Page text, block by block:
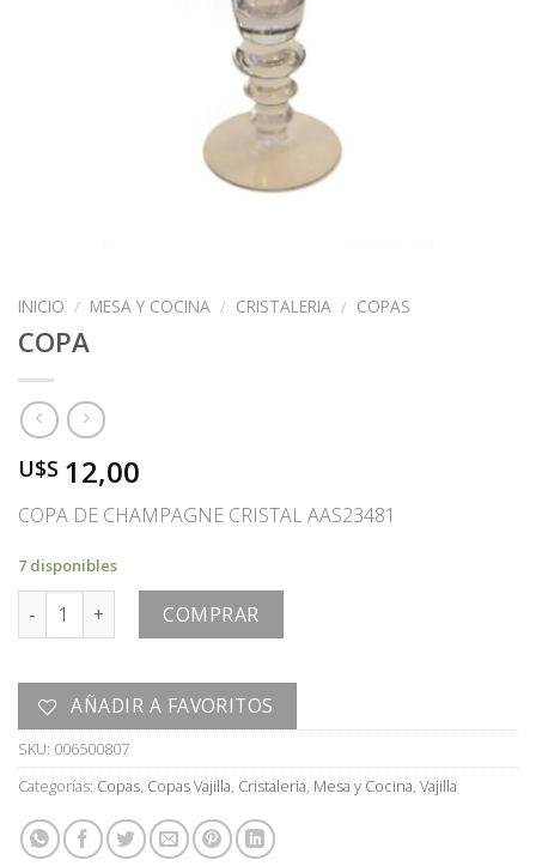
INICIO / MESA Y COCINA / CRISTALERIA / COPAS
COPA
U$S 12,00
COPA DE CHAMPAGNE CRISTAL AAS23481
7 disponibles
COPA cantidad COMPRAR
AÑADIR A FAVORITOS
SKU: 006500807
Categorías: Copas, Copas Vajilla, Cristaleria, Mesa y Cocina, Vajilla